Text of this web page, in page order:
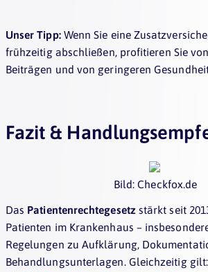
Unser Tipp:Wenn Sie eine
frühzeitig abschließen, profitieren Sie
Beiträgen und von geringeren
Fazit &
Bild: Checkfox.de
Das Patientenrechtegesetzstärkt seit
Patienten im Krankenhaus –
Regelungen zu Aufklärung,
Behandlungsunterlagen. Gleichzeitig